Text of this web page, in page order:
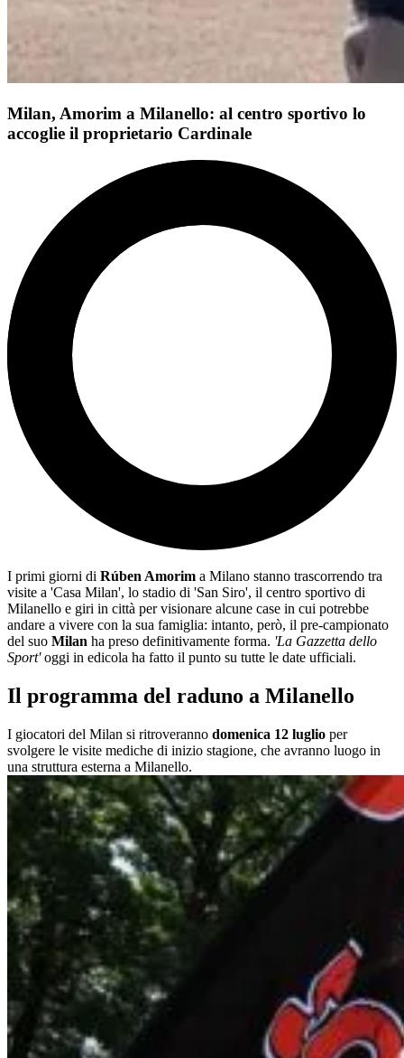
Milan, Amorim a Milanello: al centro sportivo lo
accoglie il proprietario Cardinale
I primi giorni di Rúben Amorim a Milano stanno trascorrendo tra
visite a 'Casa Milan', lo stadio di 'San Siro', il centro sportivo di
Milanello e giri in città per visionare alcune case in cui potrebbe
andare a vivere con la sua famiglia: intanto, però, il pre-campionato
del suo Milan ha preso definitivamente forma. 'La Gazzetta dello
Sport'oggi in edicola ha fatto il punto su tutte le date ufficiali.
Il programma del raduno a Milanello
I giocatori del Milan si ritroveranno domenica 12 luglio per
svolgere le visite mediche di inizio stagione, che avranno luogo in
una struttura esterna a Milanello.